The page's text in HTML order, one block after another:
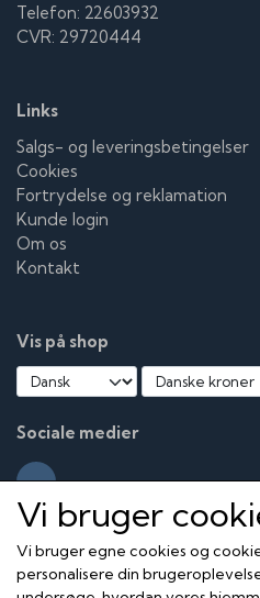
Telefon: 22603932
CVR: 29720444
Links
Salgs- og leveringsbetingelser
Cookies
Fortrydelse og reklamation
Kunde login
Om os
Kontakt
Vis på shop
Sociale medier
Vi bruger
Vi bruger egne cookies og
personalisere din